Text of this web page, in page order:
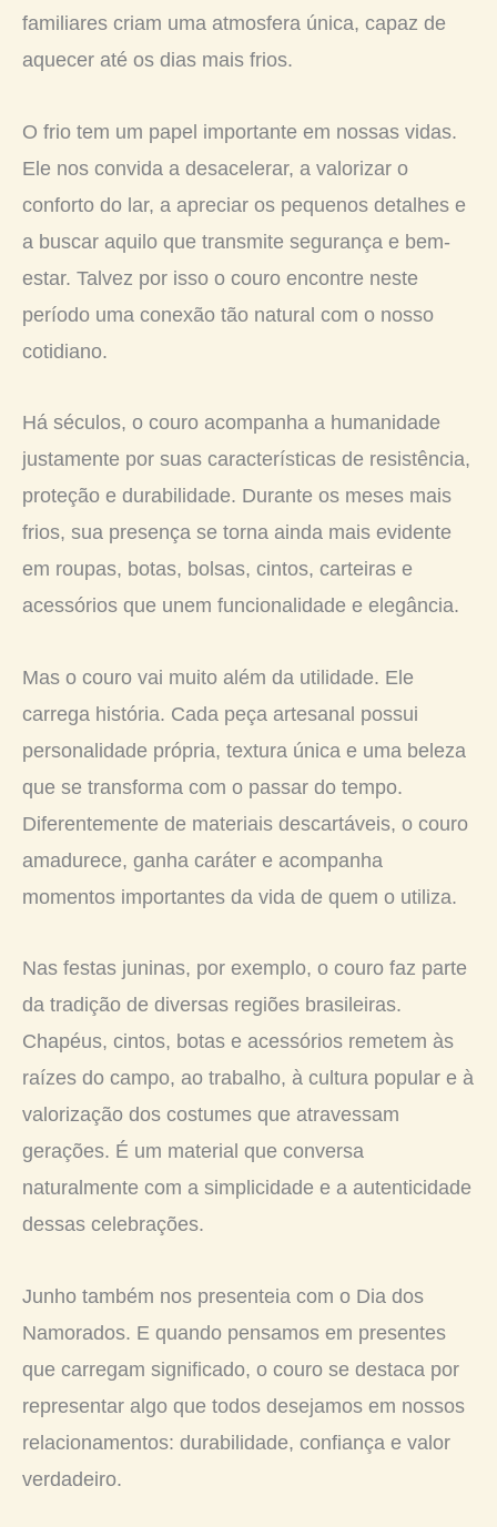
familiares criam uma atmosfera única, capaz de
aquecer até os dias mais frios.
O frio tem um papel importante em nossas vidas.
Ele nos convida a desacelerar, a valorizar o
conforto do lar, a apreciar os pequenos detalhes e
a buscar aquilo que transmite segurança e bem-
estar. Talvez por isso o couro encontre neste
período uma conexão tão natural com o nosso
cotidiano.
Há séculos, o couro acompanha a humanidade
justamente por suas características de resistência,
proteção e durabilidade. Durante os meses mais
frios, sua presença se torna ainda mais evidente
em roupas, botas, bolsas, cintos, carteiras e
acessórios que unem funcionalidade e elegância.
Mas o couro vai muito além da utilidade. Ele
carrega história. Cada peça artesanal possui
personalidade própria, textura única e uma beleza
que se transforma com o passar do tempo.
Diferentemente de materiais descartáveis, o couro
amadurece, ganha caráter e acompanha
momentos importantes da vida de quem o utiliza.
Nas festas juninas, por exemplo, o couro faz parte
da tradição de diversas regiões brasileiras.
Chapéus, cintos, botas e acessórios remetem às
raízes do campo, ao trabalho, à cultura popular e à
valorização dos costumes que atravessam
gerações. É um material que conversa
naturalmente com a simplicidade e a autenticidade
dessas celebrações.
Junho também nos presenteia com o Dia dos
Namorados. E quando pensamos em presentes
que carregam significado, o couro se destaca por
representar algo que todos desejamos em nossos
relacionamentos: durabilidade, confiança e valor
verdadeiro.